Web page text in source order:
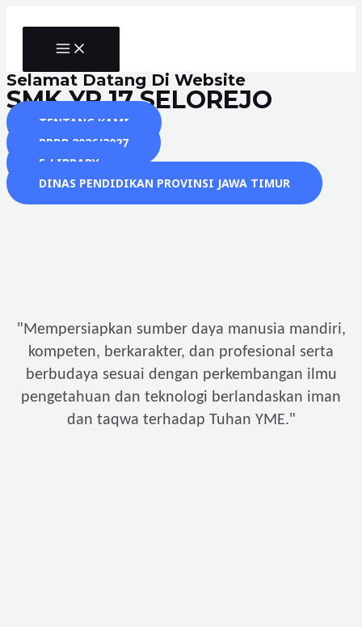
MAIN
MENU
Selamat Datang Di Website
SMK YP 17 SELOREJO
TENTANG KAMI
PPDB 2026/2027
E-LIBRARY
DINAS PENDIDIKAN PROVINSI JAWA TIMUR
"Mempersiapkan sumber daya manusia mandiri,
kompeten, berkarakter, dan profesional serta
berbudaya sesuai dengan perkembangan ilmu
pengetahuan dan teknologi berlandaskan iman
dan taqwa terhadap Tuhan YME."